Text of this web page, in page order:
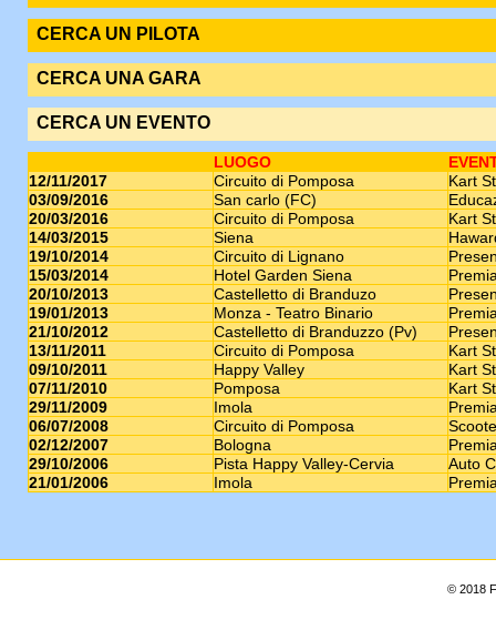
CERCA UN PILOTA
CERCA UNA GARA
CERCA UN EVENTO
LUOGO
12/11/2017
Circuito di Pomposa
Kart
03/09/2016
San carlo (FC)
20/03/2016
Circuito di Pomposa
Kart
14/03/2015
Siena
19/10/2014
Circuito di Lignano
15/03/2014
Hotel Garden Siena
20/10/2013
Castelletto di Branduzo
19/01/2013
Monza - Teatro Binario
21/10/2012
Castelletto di Branduzzo (Pv)
13/11/2011
Circuito di Pomposa
Kart
09/10/2011
Happy Valley
Kart
07/11/2010
Pomposa
Kart
29/11/2009
Imola
06/07/2008
Circuito di Pomposa
02/12/2007
Bologna
29/10/2006
Pista Happy Valley-Cervia
Auto
21/01/2006
Imola
© 2018